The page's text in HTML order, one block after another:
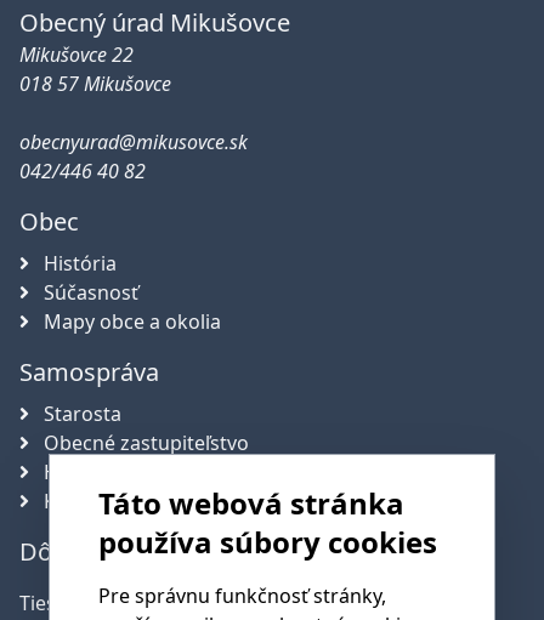
Obecný úrad Mikušovce
Mikušovce 22
018 57 Mikušovce
obecnyurad@mikusovce.sk
042/446 40 82
Obec
História
Súčasnosť
Mapy obce a okolia
Samospráva
Starosta
Obecné zastupiteľstvo
Hlavný kontrolór obce
Komisie
Dôležité telefónne čísla
Tiesňová linka:112
Táto webová stránka
používa súbory cookies
Pre správnu funkčnosť stránky,